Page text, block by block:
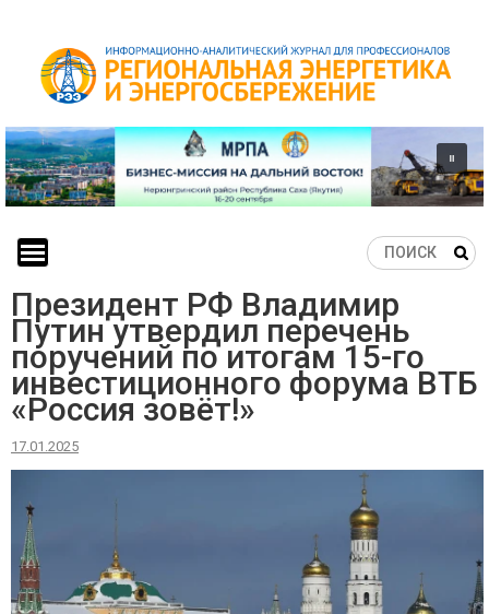
content
Президент РФ Владимир
Путин утвердил перечень
поручений по итогам 15-го
инвестиционного форума ВТБ
«Россия зовёт!»
17.01.2025